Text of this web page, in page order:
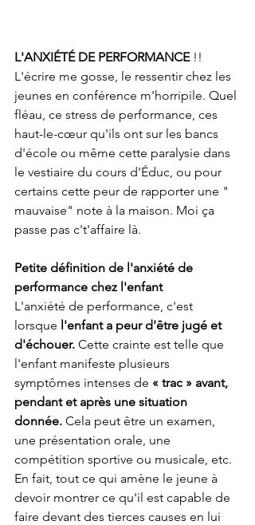
L'ANXIÉTÉ DE PERFORMANCE !!
L'écrire me gosse, le ressentir chez les
jeunes en conférence m'horripile. Quel
fléau, ce stress de performance, ces
haut-le-cœur qu'ils ont sur les bancs
d'école ou même cette paralysie dans
le vestiaire du cours d'Éduc, ou pour
certains cette peur de rapporter une "
mauvaise" note à la maison. Moi ça
passe pas c't'affaire là.
Petite définition de l'anxiété de
performance chez l'enfant
L'anxiété de performance, c'est
lorsque l'enfant a peur d'être jugé et
d'échouer. Cette crainte est telle que
l'enfant manifeste plusieurs
symptômes intenses de « trac » avant,
pendant et après une situation
donnée. Cela peut être un examen,
une présentation orale, une
compétition sportive ou musicale, etc.
En fait, tout ce qui amène le jeune à
devoir montrer ce qu'il est capable de
faire devant des tierces causes en lui